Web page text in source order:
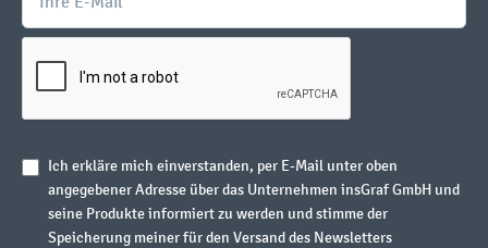
Ich erkläre mich einverstanden, per E-Mail unter oben
angegebener Adresse über das Unternehmen insGraf GmbH und
seine Produkte informiert zu werden und stimme der
Speicherung meiner für den Versand des Newsletters